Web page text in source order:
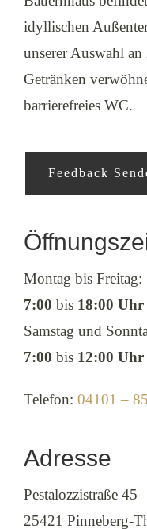
idyllischen
unserer Auswahl
Getränken
barrierefreies WC.
Feedback
Montag bis Freitag:
7:00 bis 18:00 Uhr
Samstag und
7:00 bis 12:00 Uhr
Telefon: 04101 –
Adresse
Pestalozzistraße 45
25421 Pinneberg-